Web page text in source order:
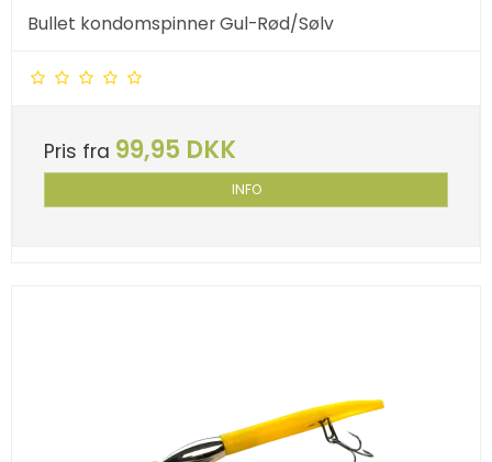
Bullet kondomspinner Gul-Rød/Sølv
Pris fra 99,95 DKK
INFO